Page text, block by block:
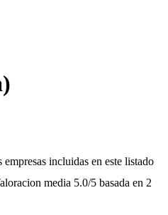
)
empresas incluidas en este listado
media 5.0/5 basada en 2